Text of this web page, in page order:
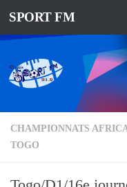
SPORT FM
CHAMPIONNATS
TOGO